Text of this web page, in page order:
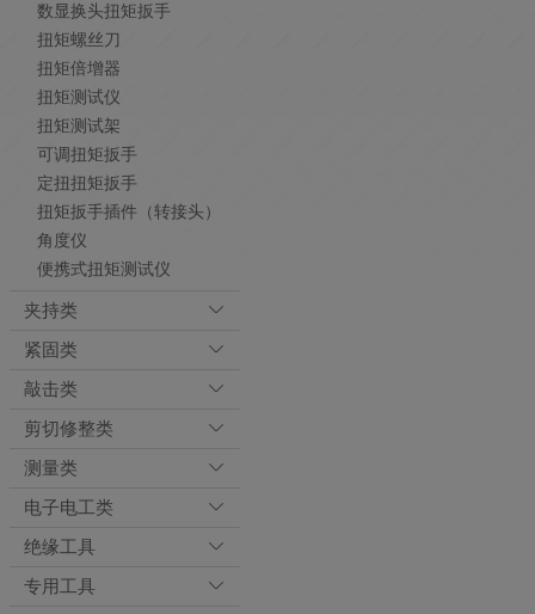
数显换头扭矩扳手
扭矩螺丝刀
扭矩倍增器
扭矩测试仪
扭矩测试架
可调扭矩扳手
定扭扭矩扳手
扭矩扳手插件（转接头）
角度仪
便携式扭矩测试仪
夹持类
紧固类
敲击类
剪切修整类
测量类
电子电工类
绝缘工具
专用工具